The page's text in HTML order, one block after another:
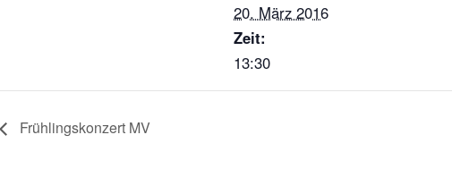
20. März 2016
Zeit:
13:30
Frühlingskonzert MV